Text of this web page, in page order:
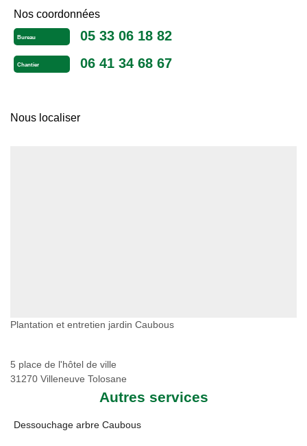
Nos coordonnées
Bureau 05 33 06 18 82
Chantier 06 41 34 68 67
Nous localiser
Plantation et entretien jardin Caubous
5 place de l'hôtel de ville
31270 Villeneuve Tolosane
Autres services
Dessouchage arbre Caubous